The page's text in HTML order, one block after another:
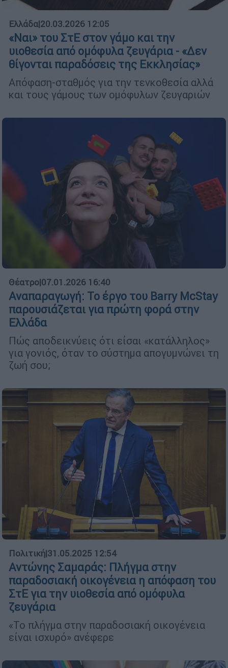
Ελλάδα|20.03.2026 12:05
«Ναι» του ΣτΕ στον γάμο και την
υιοθεσία από ομόφυλα ζευγάρια - «Δεν
θίγονται παραδόσεις της Εκκλησίας»
Απόφαση-σταθμός για την τενκοθεσία αλλά
και τους γάμους των ομόφυλων ζευγαριών
Θέατρο|07.01.2026 16:40
Αναπαραγωγή: Το έργο του Barry McStay
παρουσιάζεται για πρώτη φορά στην
Ελλάδα
Πώς αποδεικνύεις ότι είσαι «κατάλληλος»
για γονιός, όταν το σύστημα απογυμνώνει τη
ζωή σου;
Πολιτική|31.05.2025 12:54
Αντώνης Σαμαράς: Πλήγμα στην
παραδοσιακή οικογένεια η απόφαση του
ΣτΕ για την υιοθεσία από ομόφυλα
ζευγάρια
«Το πλήγμα στην παραδοσιακή οικογένεια
είναι ισχυρό» ανέφερε